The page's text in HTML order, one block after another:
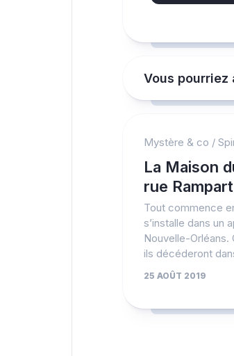
Vous pourriez
Mystère & co /
La Maison
rue
Tout commence
s’installe dans un
Nouvelle-Orléans.
ils décéderont
25 AOÛT 2019